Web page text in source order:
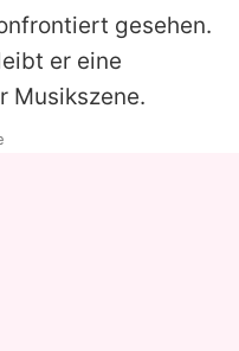
gesehen.
er eine
Musikszene.